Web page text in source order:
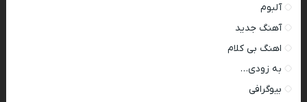
آلبوم
آهنگ جدید
اهنگ بی کلام
به زودی…
بیوگرافی